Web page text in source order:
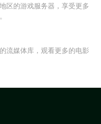
区的游戏服务器，享受更多
流媒体库，观看更多的电影